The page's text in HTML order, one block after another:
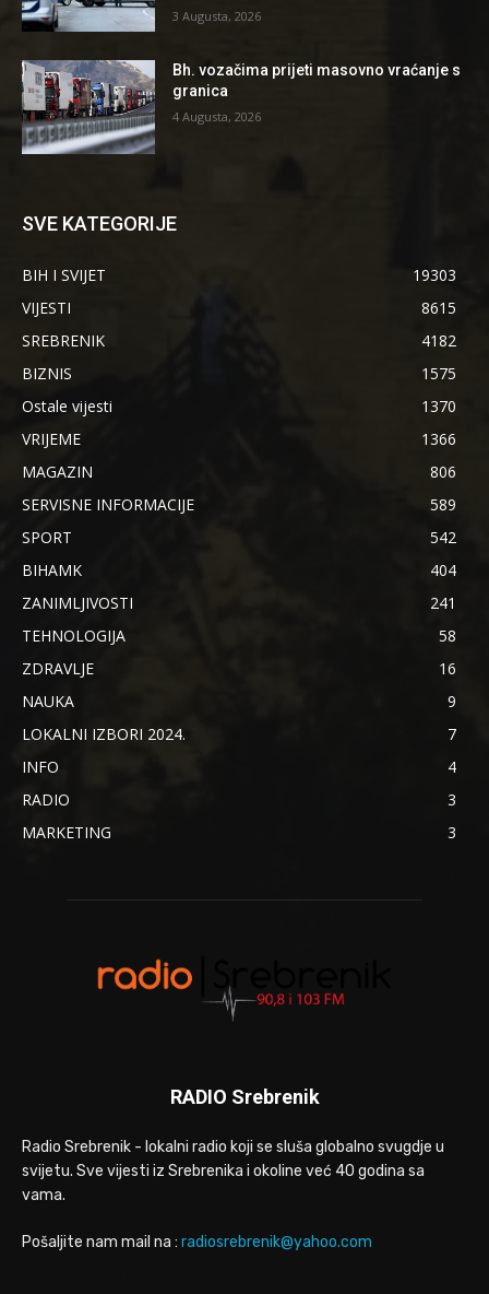
3 Augusta, 2026
Bh. vozačima prijeti masovno vraćanje s
granica
4 Augusta, 2026
SVE KATEGORIJE
BIH I SVIJET
19303
VIJESTI
8615
SREBRENIK
4182
BIZNIS
1575
Ostale vijesti
1370
VRIJEME
1366
MAGAZIN
806
SERVISNE INFORMACIJE
589
SPORT
542
BIHAMK
404
ZANIMLJIVOSTI
241
TEHNOLOGIJA
58
ZDRAVLJE
16
NAUKA
9
LOKALNI IZBORI 2024.
7
INFO
4
RADIO
3
MARKETING
3
RADIO Srebrenik
Radio Srebrenik - lokalni radio koji se sluša globalno svugdje u
svijetu. Sve vijesti iz Srebrenika i okoline već 40 godina sa
vama.
Pošaljite nam mail na : radiosrebrenik@yahoo.com